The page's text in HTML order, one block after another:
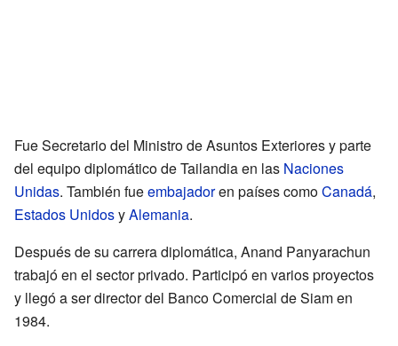
Fue Secretario del Ministro de Asuntos Exteriores y parte
del equipo diplomático de Tailandia en las Naciones
Unidas. También fueembajadoren países comoCanadá,
Estados UnidosyAlemania.
Después de su carrera diplomática, Anand Panyarachun
trabajó en el sector privado. Participó en varios proyectos
y llegó a ser director del Banco Comercial de Siam en
1984.